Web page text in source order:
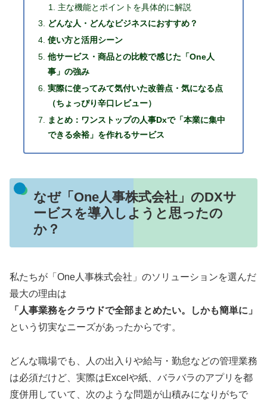
主な機能とポイントを具体的に解説
どんな人・どんなビジネスにおすすめ？
使い方と活用シーン
他サービス・商品との比較で感じた「One人
事」の強み
実際に使ってみて気付いた改善点・気になる点
（ちょっぴり辛口レビュー）
まとめ：ワンストップの人事Dxで「本業に集中
できる余裕」を作れるサービス
なぜ「One人事株式会社」のDXサ
ービスを導入しようと思ったの
か？
私たちが「One人事株式会社」のソリューションを選んだ
最大の理由は
「人事業務をクラウドで全部まとめたい。しかも簡単に」
という切実なニーズがあったからです。
どんな職場でも、人の出入りや給与・勤怠などの管理業務
は必須だけど、実際はExcelや紙、バラバラのアプリを都
度併用していて、次のような問題が山積みになりがちで